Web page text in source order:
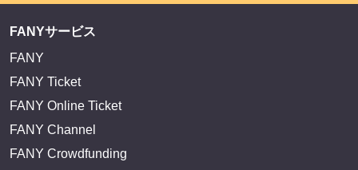
FANYサービス
FANY
FANY Ticket
FANY Online Ticket
FANY Channel
FANY Crowdfunding